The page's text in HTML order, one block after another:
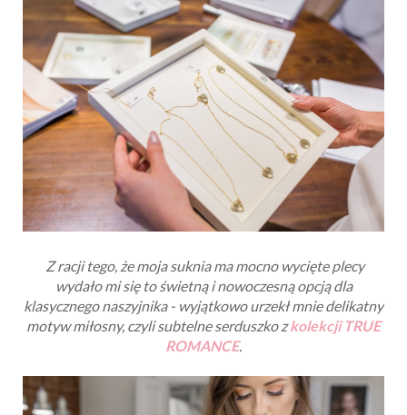
Z racji tego, że moja suknia ma mocno wycięte plecy
wydało mi się to świetną i nowoczesną opcją dla
klasycznego naszyjnika - wyjątkowo urzekł mnie delikatny
motyw miłosny, czyli subtelne serduszko zkolekcji TRUE
ROMANCE.